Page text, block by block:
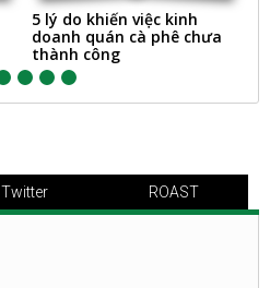
5 lý do khiến việc kinh
doanh quán cà phê chưa
thành công
Twitter ROAST